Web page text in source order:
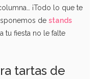
¡Todo lo que te
destands
tu fiesta no le falte
tartas de